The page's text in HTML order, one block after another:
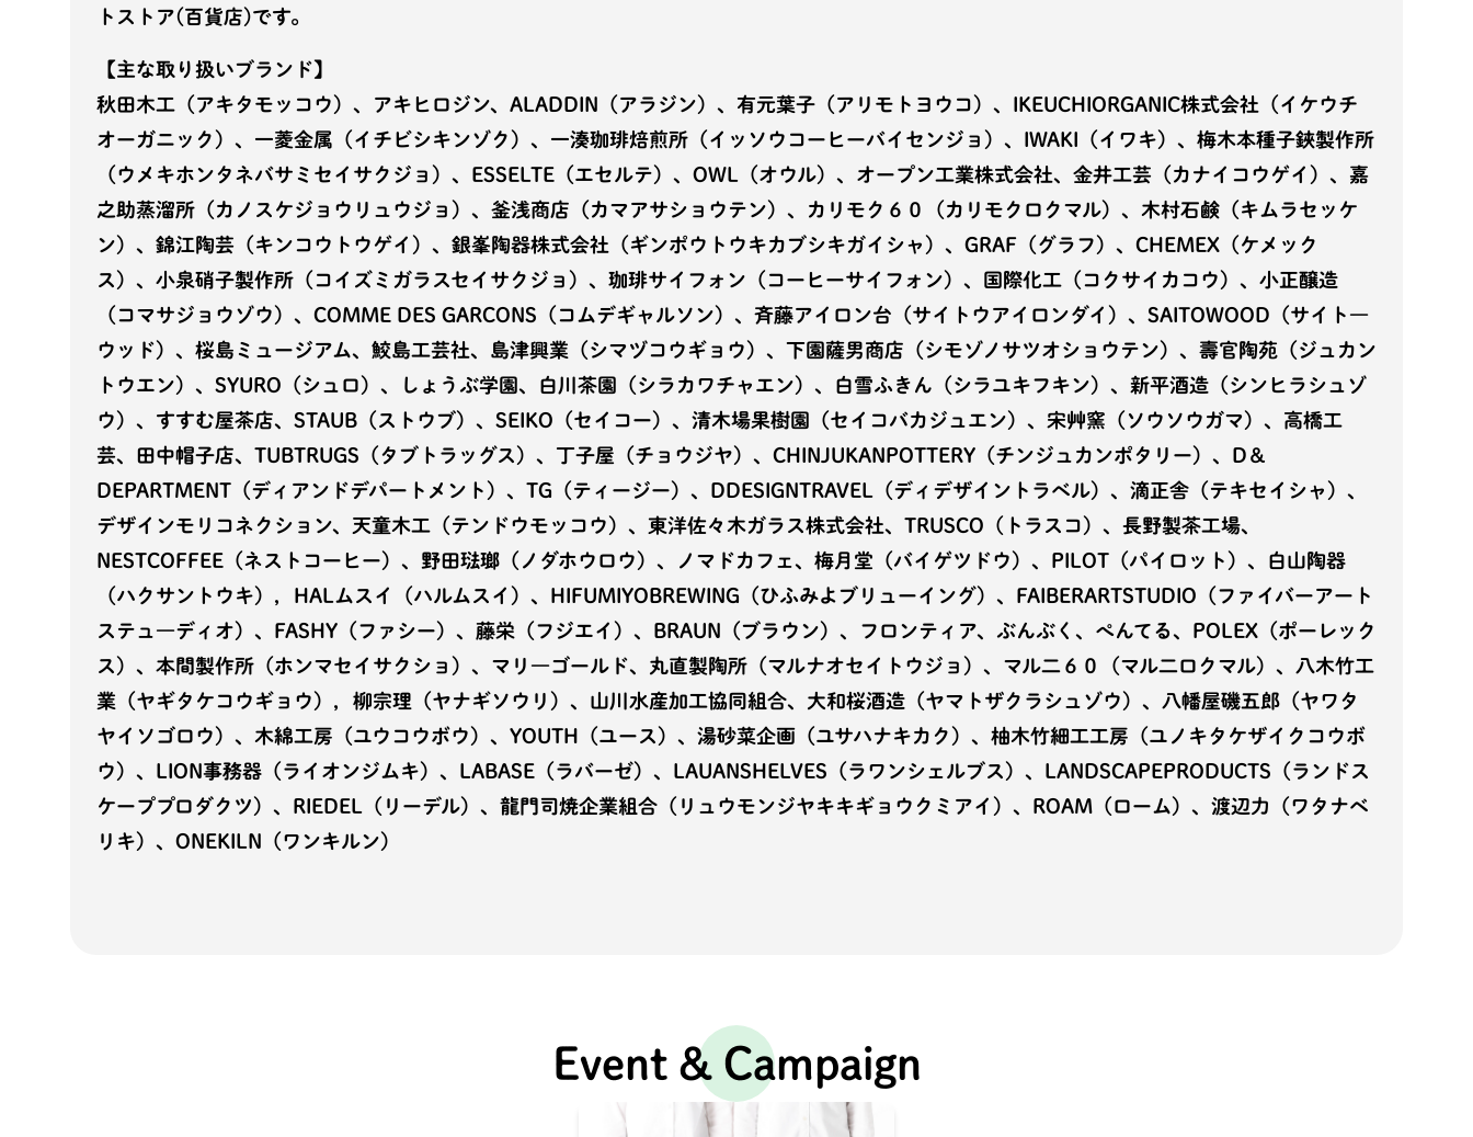
トストア(百貨店)です。
【主な取り扱いブランド】
秋田木工（アキタモッコウ）、アキヒロジン、ALADDIN（アラジン）、有元葉子（アリモトヨウコ）、IKEUCHIORGANIC株式会社（イケウチ
オーガニック）、一菱金属（イチビシキンゾク）、一湊珈琲焙煎所（イッソウコーヒーバイセンジョ）、IWAKI（イワキ）、梅木本種子鋏製作所
（ウメキホンタネバサミセイサクジョ）、ESSELTE（エセルテ）、OWL（オウル）、オープン工業株式会社、金井工芸（カナイコウゲイ）、嘉
之助蒸溜所（カノスケジョウリュウジョ）、釜浅商店（カマアサショウテン）、カリモク６０（カリモクロクマル）、木村石鹸（キムラセッケ
ン）、錦江陶芸（キンコウトウゲイ）、銀峯陶器株式会社（ギンポウトウキカブシキガイシャ）、GRAF（グラフ）、CHEMEX（ケメック
ス）、小泉硝子製作所（ コイズミガラスセイサクジョ）、珈琲サイフォン（コーヒーサイフォン）、国際化工（コクサイカコウ）、小正醸造
（コマサジョウゾウ）、COMME DES GARCONS（コムデギャルソン）、斉藤アイロン台（サイトウアイロンダイ）、SAITOWOOD（サイト―
ウッド）、桜島ミュージアム、鮫島工芸社、島津興業（シマヅコウギョウ）、下園薩男商店（シモゾノサツオショウテン）、壽官陶苑（ジュカン
トウエン）、SYURO（シュロ）、しょうぶ学園、白川茶園（シラカワチャエン）、白雪ふきん（シラユキフキン）、新平酒造（シンヒラシュゾ
ウ）、すすむ屋茶店、STAUB（ストウブ）、SEIKO（セイコー）、清木場果樹園（セイコバカジュエン）、宋艸窯（ソウソウガマ）、高橋工
芸、田中帽子店、TUBTRUGS（タブトラッグス）、丁子屋（チョウジヤ）、CHINJUKANPOTTERY（チンジュカンポタリー）、D＆
DEPARTMENT（ディアンドデパートメント）、TG（ティージー）、DDESIGNTRAVEL（ディデザイントラベル）、滴正舎（テキセイシャ）、
デザインモリコネクション、天童木工（テンドウモッコウ）、東洋佐々木ガラス株式会社、TRUSCO（トラスコ）、長野製茶工場、
NESTCOFFEE（ネストコーヒー）、野田琺瑯（ノダホウロウ）、ノマドカフェ、梅月堂（バイゲツドウ）、PILOT（パイロット）、白山陶器
（ハクサントウキ），HALムスイ（ハルムスイ）、HIFUMIYOBREWING（ひふみよブリューイング）、FAIBERARTSTUDIO（ファイバーアート
ステュ―ディオ）、FASHY（ファシー）、藤栄（フジエイ）、BRAUN（ブラウン）、フロンティア、ぶんぶく、ぺんてる、POLEX（ポーレック
ス）、本間製作所（ホンマセイサクショ）、マリ―ゴールド、丸直製陶所（マルナオセイトウジョ）、マル二６０（マル二ロクマル）、八木竹工
業（ヤギタケコウギョウ），柳宗理（ヤナギソウリ）、山川水産加工協同組合、大和桜酒造（ヤマトザクラシュゾウ）、八幡屋磯五郎（ヤワタ
ヤイソゴロウ）、木綿工房（ユウコウボウ）、YOUTH（ユース）、湯砂菜企画（ユサハナキカク）、柚木竹細工工房（ユノキタケザイクコウボ
ウ）、LION事務器（ライオンジムキ）、LABASE（ラバーゼ）、LAUANSHELVES（ラワンシェルブス）、LANDSCAPEPRODUCTS（ランドス
ケーププロダクツ）、RIEDEL（リーデル）、龍門司焼企業組合（リュウモンジヤキキギョウクミアイ）、ROAM（ローム）、渡辺力（ワタナベ
リキ）、ONEKILN（ワンキルン）
Event & Campaign